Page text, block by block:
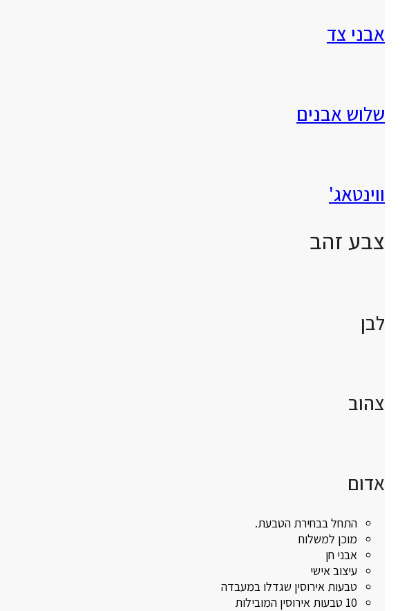
אבני צד
שלוש אבנים
ווינטאג'
צבע זהב
לבן
צהוב
אדום
התחל בבחירת הטבעת.
מוכן למשלוח
אבני חן
עיצוב אישי
טבעות אירוסין שגדלו במעבדה
10 טבעות אירוסין המובילות